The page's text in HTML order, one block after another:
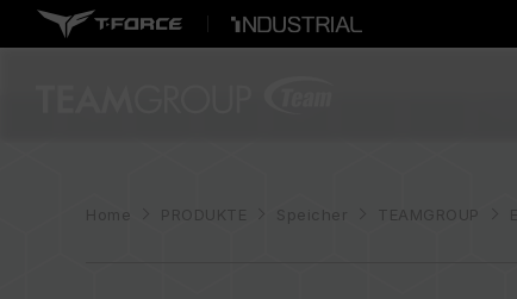
Home PRODUKTE Speicher TEAMGROUP